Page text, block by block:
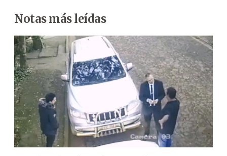
Notas más leídas